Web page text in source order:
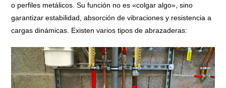
o perfiles metálicos. Su función no es «colgar algo», sino
garantizar estabilidad, absorción de vibraciones y resistencia a
cargas dinámicas. Existen varios tipos de abrazaderas: